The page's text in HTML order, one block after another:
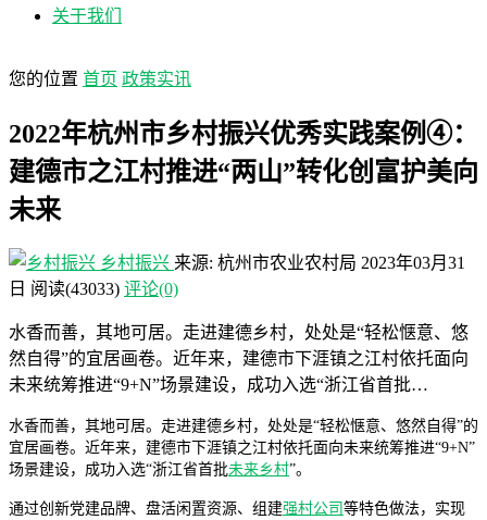
关于我们
您的位置 首页 政策实讯
2022年杭州市乡村振兴优秀实践案例④：
建德市之江村推进“两山”转化创富护美向
未来
乡村振兴 来源: 杭州市农业农村局 2023年03月31
日 阅读(43033) 评论(0)
水香而善，其地可居。走进建德乡村，处处是“轻松惬意、悠
然自得”的宜居画卷。近年来，建德市下涯镇之江村依托面向
未来统筹推进“9+N”场景建设，成功入选“浙江省首批…
水香而善，其地可居。走进建德乡村，处处是“轻松惬意、悠然自得”的
宜居画卷。近年来，建德市下涯镇之江村依托面向未来统筹推进“9+N”
场景建设，成功入选“浙江省首批未来乡村”。
通过创新党建品牌、盘活闲置资源、组建强村公司等特色做法，实现